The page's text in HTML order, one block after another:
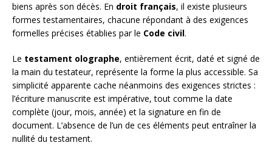
biens après son décès. En droit français, il existe plusieurs
formes testamentaires, chacune répondant à des exigences
formelles précises établies par le Code civil.
Le testament olographe, entièrement écrit, daté et signé de
la main du testateur, représente la forme la plus accessible. Sa
simplicité apparente cache néanmoins des exigences strictes :
l’écriture manuscrite est impérative, tout comme la date
complète (jour, mois, année) et la signature en fin de
document. L’absence de l’un de ces éléments peut entraîner la
nullité du testament.